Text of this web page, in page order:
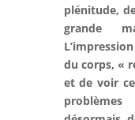
plénitude,
grande
du corps, «
et de voir